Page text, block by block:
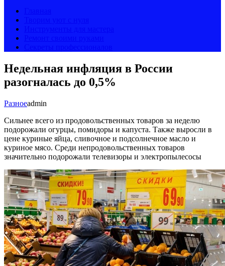
Недельная инфляция в России
разогналась до 0,5%
Разноеadmin
Сильнее всего из продовольственных товаров за неделю
подорожали огурцы, помидоры и капуста. Также выросли в
цене куриные яйца, сливочное и подсолнечное масло и
куриное мясо. Среди непродовольственных товаров
значительно подорожали телевизоры и электропылесосы